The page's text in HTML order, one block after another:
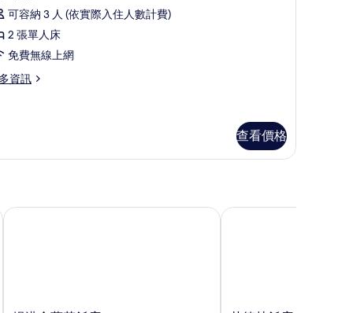
可容納 3 人 (依實際入住人數計費)
2 張單人床
免費無線上網
資訊
查看價格
峴港金蓮花飯店 艾德林飯店 & 套房